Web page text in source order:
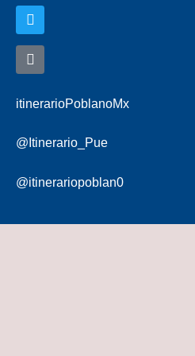
itinerarioPoblanoMx
@Itinerario_Pue
@itinerariopoblan0